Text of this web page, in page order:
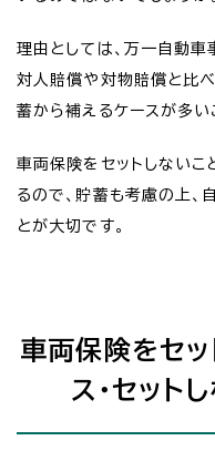
理由としては、万一自動車
対人賠償や対物賠償と比
蓄から補えるケースが多い
車両保険をセットしない
るので、貯蓄も考慮の上
とが大切です。
車両保険をセ
ス・セット